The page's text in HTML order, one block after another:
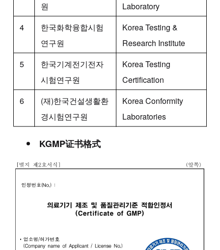
원
Laboratory
4
한국화학융합시험
연구원
Korea Testing &
Research Institute
5
한국기계전기전자
시험연구원
Korea Testing
Certification
6
(재)한국건설생활환
경시험연구원
Korea Conformity
Laboratories
KGMP证书格式